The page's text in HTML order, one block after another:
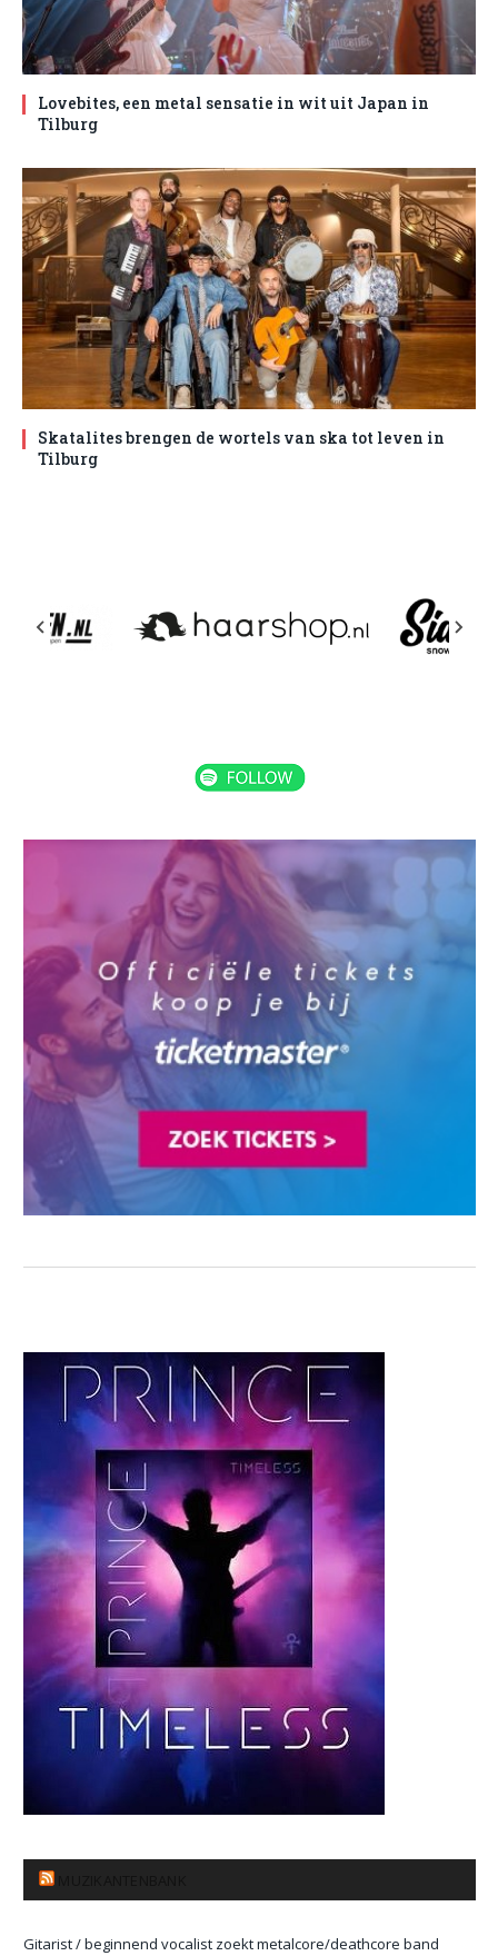
Lovebites, een metal sensatie in wit uit Japan in
Tilburg
Skatalites brengen de wortels van ska tot leven in
Tilburg
Gitarist / beginnend vocalist zoekt metalcore/deathcore band